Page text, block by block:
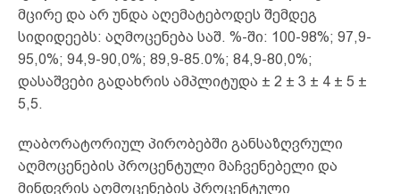
მცირე და არ უნდა აღემატებოდეს შემდეგ
სიდიდეებს: აღმოცენება საშ. %-ში: 100-98%; 97,9-
95,0%; 94,9-90,0%; 89,9-85.0%; 84,9-80,0%;
დასაშვები გადახრის ამპლიტუდა ± 2 ± 3 ± 4 ± 5 ±
5,5.
ლაბორატორიულ პირობებში განსაზღვრული
აღმოცენების პროცენტული მაჩვენებელი და
მინდვრის აღმოცენების პროცენტული